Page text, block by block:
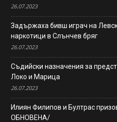
26.07.2023
Задържаха бивш играч на
наркотици в Слънчев бряг
26.07.2023
Съдийски назначения за
Локо и Марица
26.07.2023
Илиян Филипов и Бултрас
ОБНОВЕНА/